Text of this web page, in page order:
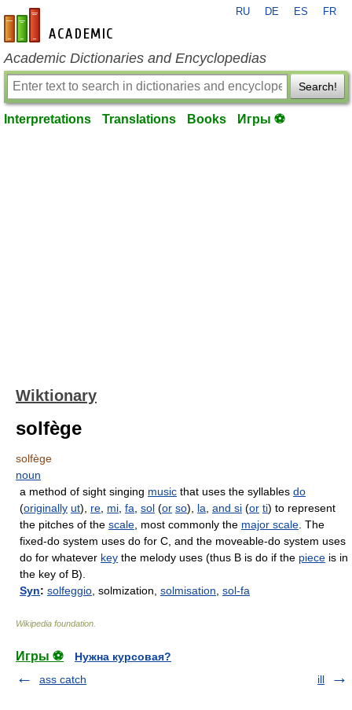
en-academic.com
RU DE ES FR
Academic Dictionaries and Encyclopedias
Search!
Interpretations Translations Books Игры ⚽
Wiktionary
solfège
solfège
noun
a method of sight singing music that uses the syllables do
(originally ut), re mi fa sol (or so), la and si (or ti) to represent
the pitches of the scale , most commonly the major scale . The
fixed-do system uses do for C, and the moveable-do system uses
do for whatever key the melody uses (thus B is do if the piece is in
the key of B).
Syn: solfeggio , solmization, solmisation sol-fa
Wikipedia foundation
Игры ⚽
Нужна курсовая?
ass catch
ill